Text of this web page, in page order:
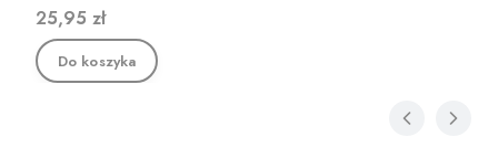
Cena
25,95 zł
Do koszyka